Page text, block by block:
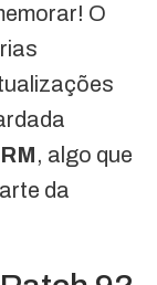
O
, algo que
da